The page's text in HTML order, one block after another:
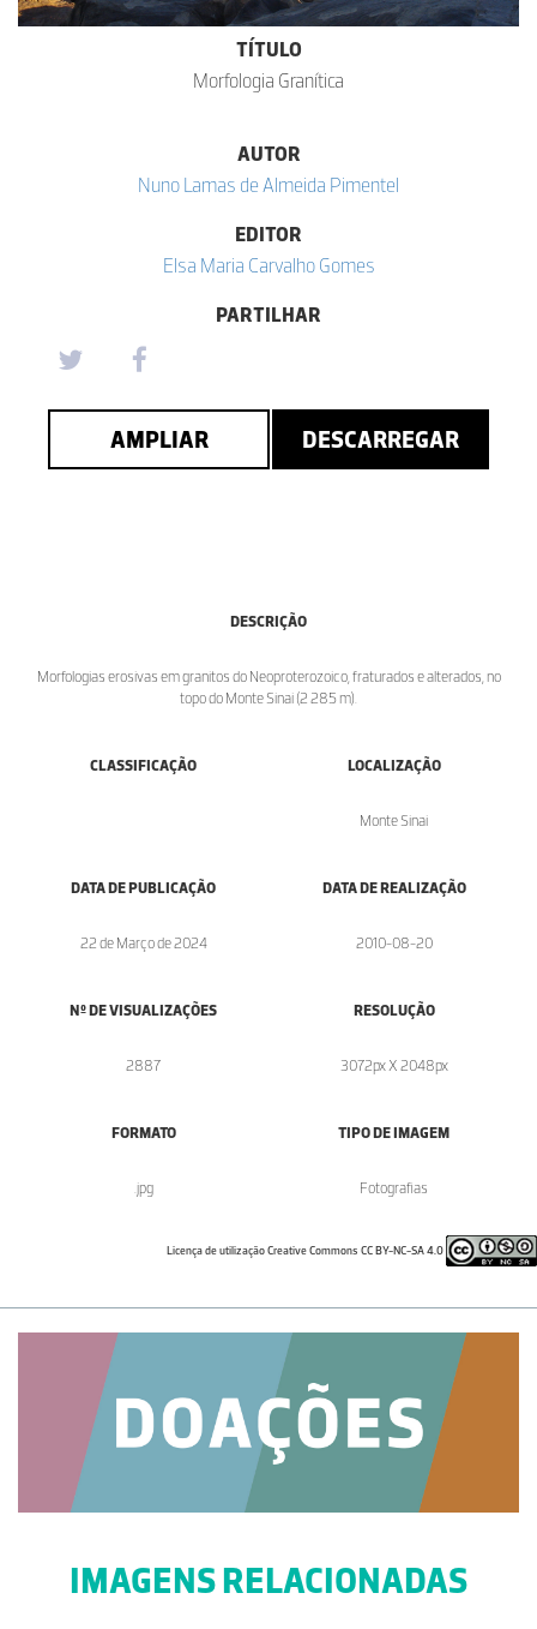
TÍTULO
Morfologia Granítica
AUTOR
Nuno Lamas de Almeida Pimentel
EDITOR
Elsa Maria Carvalho Gomes
PARTILHAR
AMPLIAR DESCARREGAR
DESCRIÇÃO
Morfologias erosivas em granitos do Neoproterozoico, fraturados e alterados, no
topo do Monte Sinai (2 285 m).
CLASSIFICAÇÃO LOCALIZAÇÃO
Monte Sinai
DATA DE PUBLICAÇÃO
22 de Março de 2024
DATA DE REALIZAÇÃO
2010-08-20
Nº DE VISUALIZAÇÕES
2887
RESOLUÇÃO
3072px X 2048px
FORMATO
.jpg
TIPO DE IMAGEM
Fotografias
Licença de utilização Creative Commons CC BY-NC-SA 4.0
IMAGENS RELACIONADAS